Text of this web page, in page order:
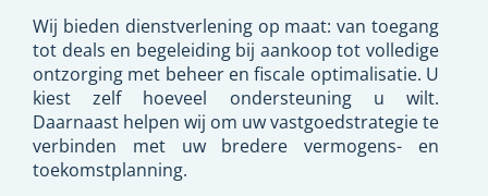
Wij bieden dienstverlening op maat: van toegang
tot deals en begeleiding bij aankoop tot volledige
ontzorging met beheer en fiscale optimalisatie. U
kiest zelf hoeveel ondersteuning u wilt.
Daarnaast helpen wij om uw vastgoedstrategie te
verbinden met uw bredere vermogens- en
toekomstplanning.